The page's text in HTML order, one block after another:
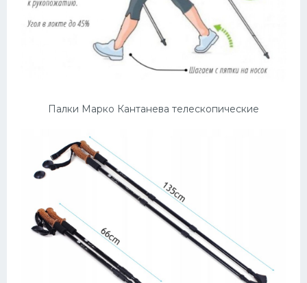
Палки Марко Кантанева телескопические